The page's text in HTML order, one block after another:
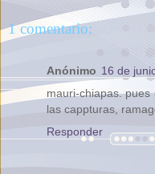
1 comentario:
Anónimo 16 de
mauri-chiapas.
las cappturas,
Responder